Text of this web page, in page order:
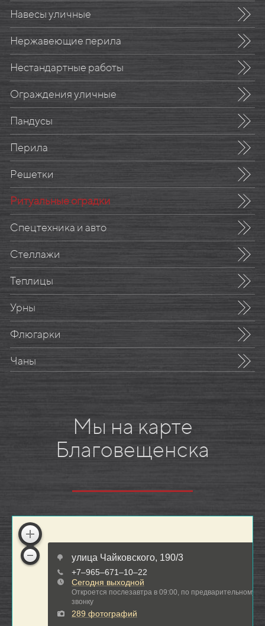
Навесы уличные
Нержавеющие перила
Нестандартные работы
Ограждения уличные
Пандусы
Перила
Решетки
Ритуальные оградки
Спецтехника и авто
Стеллажи
Теплицы
Урны
Флюгарки
Чаны
Мы на карте
Благовещенска